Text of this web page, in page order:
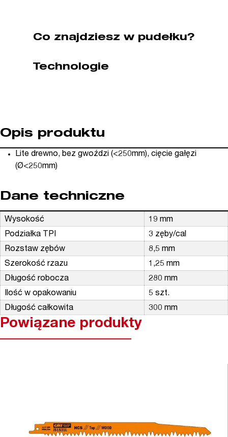
TPI
szt.
JS1617K-
Co znajdziesz w pudełku?
Technologie
Opis produktu
Lite drewno, bez gwoździ (<250mm), cięcie gałęzi
(Ø<250mm)
Dane techniczne
Wysokość
19 mm
Podziałka TPI
3 zęby/cal
Rozstaw zębów
8,5 mm
Szerokość rzazu
1,25 mm
Długość robocza
280 mm
Ilość w opakowaniu
5 szt.
Długość całkowita
300 mm
Powiązane produkty